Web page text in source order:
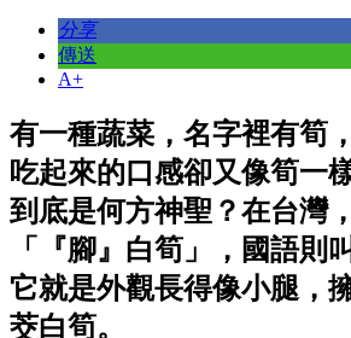
分享
傳送
A+
有一種蔬菜，名字裡有筍
吃起來的口感卻又像筍一
到底是何方神聖？在台灣
「『腳』白筍」，國語則
它就是外觀長得像小腿，
茭白筍。